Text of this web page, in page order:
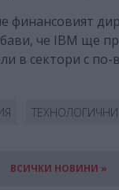
финансовият
че IBM ще
в сектори с
ВСИЧКИ НОВИНИ »